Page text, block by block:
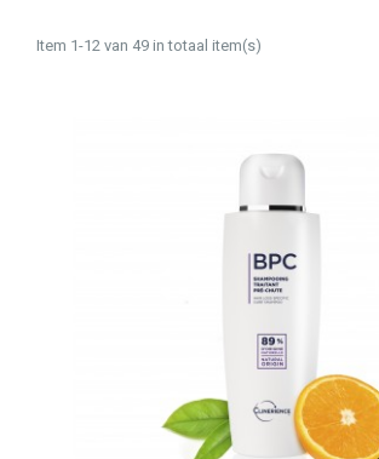
Item 1-12 van 49 in totaal item(s)